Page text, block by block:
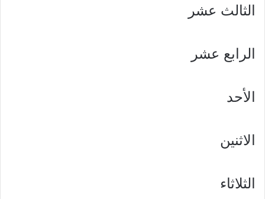
الثالث عشر
الرابع عشر
الأحد
الاثنين
الثلاثاء